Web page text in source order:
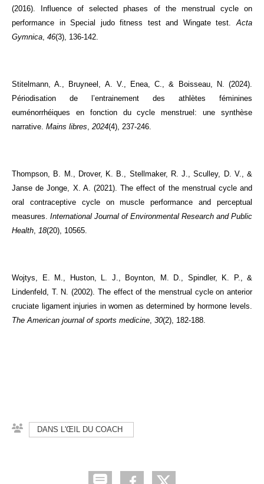
(2016). Influence of selected phases of the menstrual cycle on
performance in Special judo fitness test and Wingate test.Acta
Gymnica, 46(3), 136-142.
Stitelmann, A., Bruyneel, A. V., Enea, C., & Boisseau, N. (2024).
Périodisation de l’entrainement des athlètes féminines
euménorrhéiques en fonction du cycle menstruel: une synthèse
narrative. Mains libres, 2024(4), 237-246.
Thompson, B. M., Drover, K. B., Stellmaker, R. J., Sculley, D. V., &
Janse de Jonge, X. A. (2021). The effect of the menstrual cycle and
oral contraceptive cycle on muscle performance and perceptual
measures. International Journal of Environmental Research and Public
Health, 18(20), 10565.
Wojtys, E. M., Huston, L. J., Boynton, M. D., Spindler, K. P., &
Lindenfeld, T. N. (2002). The effect of the menstrual cycle on anterior
cruciate ligament injuries in women as determined by hormone levels.
The American journal of sports medicine, 30(2), 182-188.
DANS L'ŒIL DU COACH